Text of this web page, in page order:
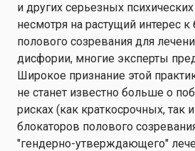
и других серьезных
несмотря на растущий интерес к
полового созревания для
дисфории, многие эксперты
Широкое признание этой
не станет известно больше о
рисках (как краткосрочных, так
блокаторов полового
"гендерно-утверждающего"